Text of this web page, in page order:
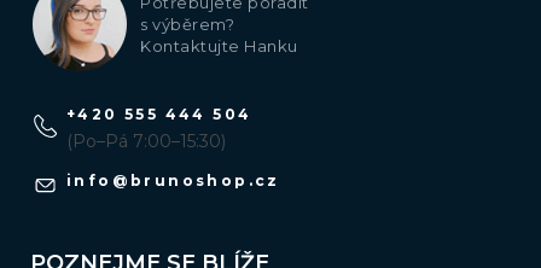
s výběrem?
Kontaktujte Hanku
info @ brunoshop.cz
+420 555 444 504
(Po–Pá 7:00–15:30)